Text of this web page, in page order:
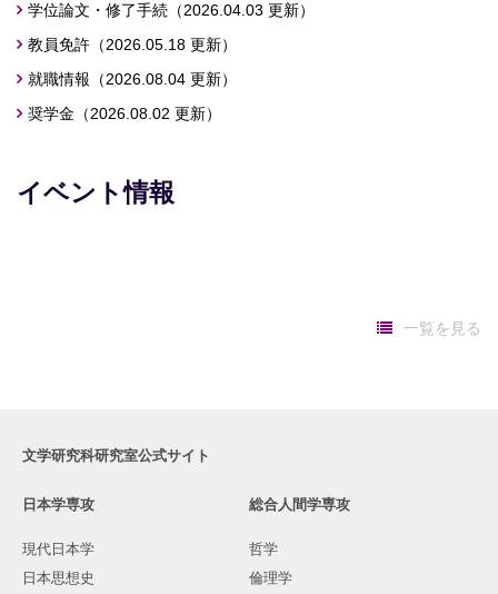
学位論文・修了手続
教員免許
就職情報
奨学金
イベント情報
一覧を見る
文学研究科研究室公式サイト
日本学専攻
現代日本学
日本思想史
総合人間学専攻
哲学
倫理学